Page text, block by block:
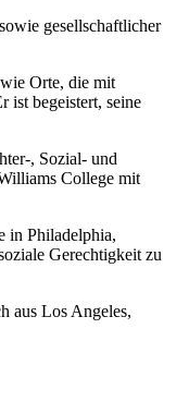
gesellschaftlicher
Orte, die mit
ist begeistert, seine
, Sozial- und
College mit
in Philadelphia,
Gerechtigkeit zu
aus Los Angeles,